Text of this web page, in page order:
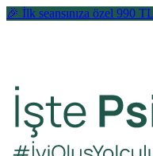
🎉 İlk seansınıza özel 990